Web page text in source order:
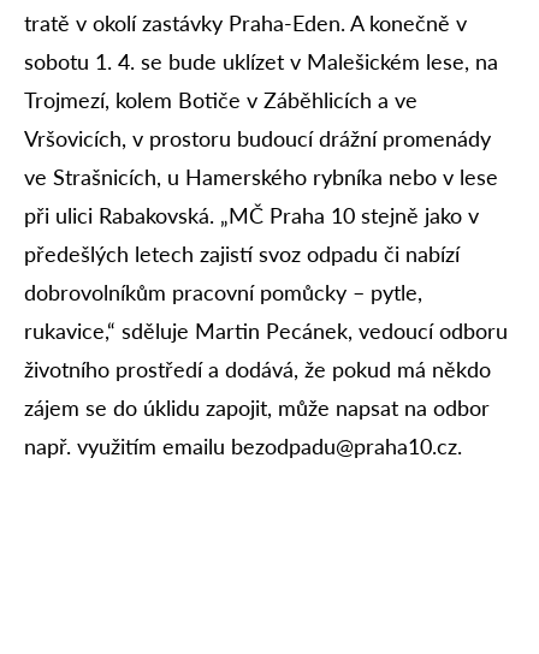
tratě v okolí zastávky Praha-Eden. A konečně v
sobotu 1. 4. se bude uklízet v Malešickém lese, na
Trojmezí, kolem Botiče v Záběhlicích a ve
Vršovicích, v prostoru budoucí drážní promenády
ve Strašnicích, u Hamerského rybníka nebo v lese
při ulici Rabakovská. „MČ Praha 10 stejně jako v
předešlých letech zajistí svoz odpadu či nabízí
dobrovolníkům pracovní pomůcky – pytle,
rukavice,“ sděluje Martin Pecánek, vedoucí odboru
životního prostředí a dodává, že pokud má někdo
zájem se do úklidu zapojit, může napsat na odbor
např. využitím emailu bezodpadu@praha10.cz.